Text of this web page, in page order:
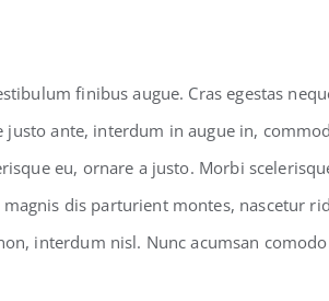
finibus augue. Cras egestas
ante, interdum in augue in,
eu, ornare a justo. Morbi
dis parturient montes, nascetur
interdum nisl. Nunc acumsan